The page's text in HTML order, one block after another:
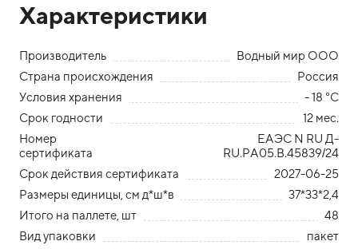
Характеристики
Производитель
Водный мир ООО
Страна происхождения
Россия
Условия хранения
- 18 °С
Срок годности
12 мес.
Номер
сертификата
ЕАЭС N RU Д-
RU.РА05.В.45839/24
Срок действия сертификата
2027-06-25
Размеры единицы, см д*ш*в
37*33*2,4
Итого на паллете, шт
48
Вид упаковки
пакет